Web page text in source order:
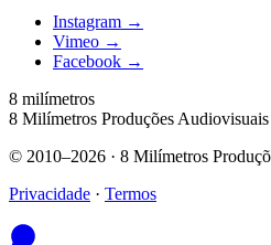
Instagram →
Vimeo →
Facebook →
8 milímetros
8 Milímetros Produções Audiovisuais
© 2010–2026 · 8 Milímetros
Privacidade · Termos